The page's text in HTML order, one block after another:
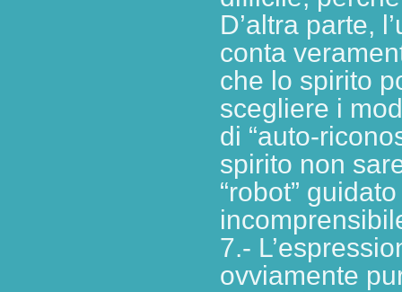
D’altra parte,
conta
che lo spirito
scegliere i
di “auto-
spirito non
“robot”
7.-
ovviamente